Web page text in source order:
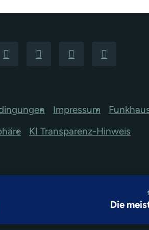
Impressum
KI Transparenz-Hinweis
Die